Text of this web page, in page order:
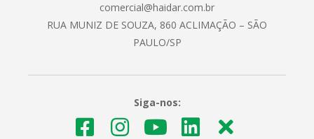
comercial@haidar.com.br
RUA MUNIZ DE SOUZA, 860 ACLIMAÇÃO – SÃO
PAULO/SP
Siga-nos: